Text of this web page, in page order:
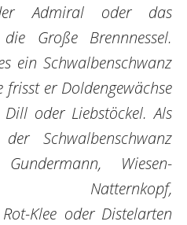
Admiral oder das
Große Brennnessel.
ein Schwalbenschwanz
er Doldengewächse
oder Liebstöckel. Als
Schwalbenschwanz
Wiesen-
Natternkopf,
Klee oder Distelarten